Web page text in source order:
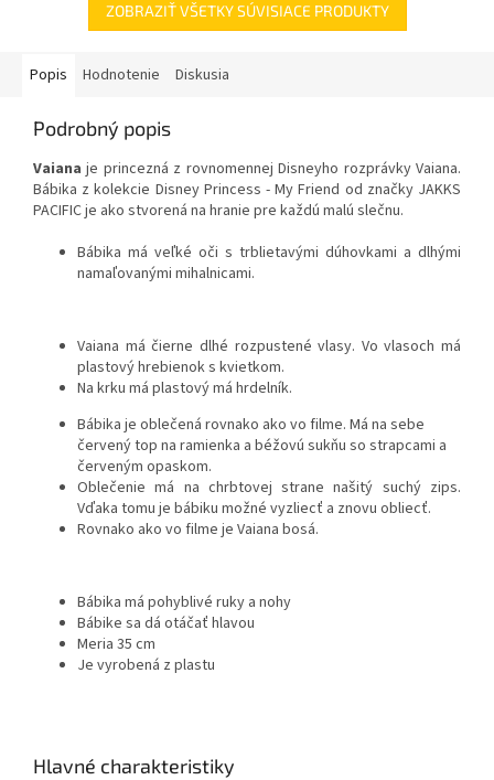
ZOBRAZIŤ VŠETKY SÚVISIACE PRODUKTY
Popis Hodnotenie Diskusia
Podrobný popis
Vaianaje princezná z rovnomennej Disneyho rozprávky Vaiana.
Bábika z kolekcie Disney Princess - My Friend od značky JAKKS
PACIFIC je ako stvorená na hranie pre každú malú slečnu.
Bábika má veľké oči s trblietavými dúhovkami a dlhými
namaľovanými mihalnicami.
Vaiana má čierne dlhé rozpustené vlasy. Vo vlasoch má
plastový hrebienok s kvietkom.
Na krku má plastový má hrdelník.
Bábika je oblečená rovnako ako vo filme. Má na sebe
červený top na ramienka a béžovú sukňu so strapcami a
červeným opaskom.
Oblečenie má na chrbtovej strane našitý suchý zips.
Vďaka tomu je bábiku možné vyzliecť a znovu obliecť.
Rovnako ako vo filme je Vaiana bosá.
Bábika má pohyblivé ruky a nohy
Bábike sa dá otáčať hlavou
Meria 35 cm
Je vyrobená z plastu